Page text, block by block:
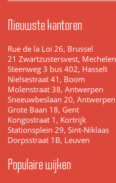
Nieuwste kantoren
Rue de la Loi 26, Brussel
21 Zwartzustersvest, Mechelen
Steenweg 3 bus 402, Hasselt
Nielsestraat 41, Boom
Molenstraat 38, Antwerpen
Sneeuwbeslaan 20, Antwerpen
Grote Baan 18, Gent
Kongostraat 1, Kortrijk
Stationsplein 29, Sint-Niklaas
Dorpsstraat 1B, Leuven
Populaire wijken